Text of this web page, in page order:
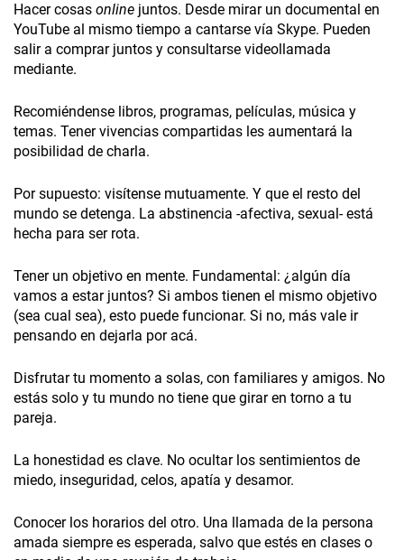
Hacer cosas online juntos. Desde mirar un documental en
YouTube al mismo tiempo a cantarse vía Skype. Pueden
salir a comprar juntos y consultarse videollamada
mediante.
Recomiéndense libros, programas, películas, música y
temas. Tener vivencias compartidas les aumentará la
posibilidad de charla.
Por supuesto: visítense mutuamente. Y que el resto del
mundo se detenga. La abstinencia -afectiva, sexual- está
hecha para ser rota.
Tener un objetivo en mente. Fundamental: ¿algún día
vamos a estar juntos? Si ambos tienen el mismo objetivo
(sea cual sea), esto puede funcionar. Si no, más vale ir
pensando en dejarla por acá.
Disfrutar tu momento a solas, con familiares y amigos. No
estás solo y tu mundo no tiene que girar en torno a tu
pareja.
La honestidad es clave. No ocultar los sentimientos de
miedo, inseguridad, celos, apatía y desamor.
Conocer los horarios del otro. Una llamada de la persona
amada siempre es esperada, salvo que estés en clases o